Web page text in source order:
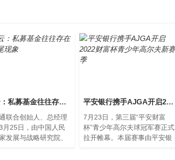
冯美云：私募基金往往存在尖峰厚尾现象
联合创始人、总经理
月25日，由中国人民
发展与战略研究院、
平安银行携手AJGA开启2022财富杯青少年高尔夫新赛季
7月23日，第三届“平安财富
杯”青少年高尔夫球冠军赛正式
拉开帷幕。本届赛事由平安银